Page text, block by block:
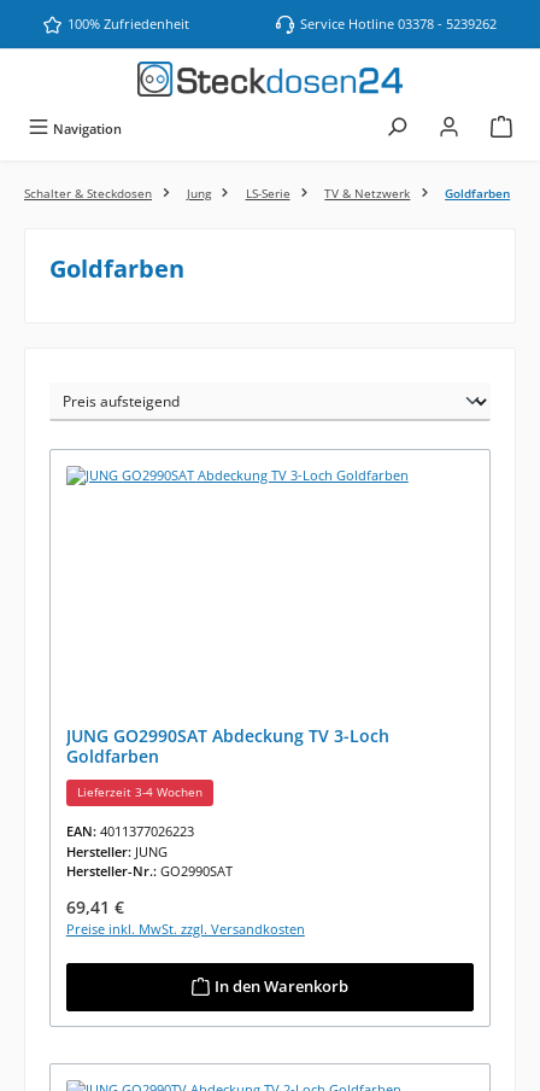
Zum Hauptinhalt springen
100% Zufriedenheit Service Hotline 03378 - 5239262
Navigation
Schalter & Steckdosen Jung LS-Serie TV & Netzwerk Goldfarben
Goldfarben
JUNG GO2990SAT Abdeckung TV 3-Loch
Goldfarben
Lieferzeit 3-4 Wochen
EAN: 4011377026223
Hersteller: JUNG
Hersteller-Nr.: GO2990SAT
Regulärer Preis:
69,41 €
Preise inkl. MwSt. zzgl. Versandkosten
In den Warenkorb